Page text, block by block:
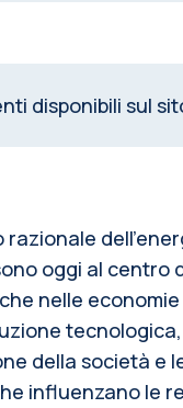
disponibili sul
oggi al centro
nelle
della società e
influenzano le